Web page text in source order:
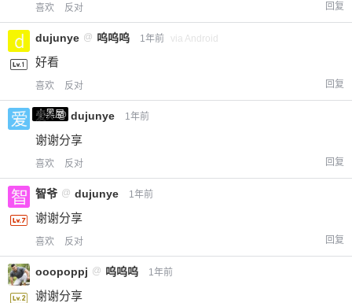
喜欢 反对 回复
dujunye @ 呜呜呜 1年前 via Android
好看
喜欢 反对 回复
小黑屋
爱X @ dujunye 1年前
谢谢分享
喜欢 反对 回复
智爷 @ dujunye 1年前
谢谢分享
喜欢 反对 回复
ooopoppj @ 呜呜呜 1年前
谢谢分享